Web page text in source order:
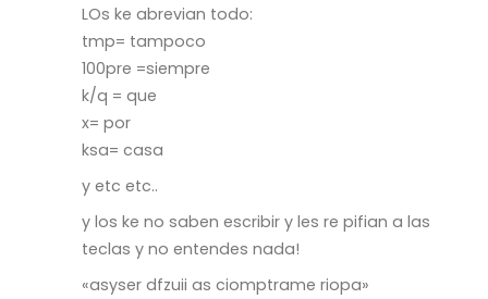
LOs ke abrevian todo:
tmp= tampoco
100pre =siempre
k/q = que
x= por
ksa= casa
y etc etc..
y los ke no saben escribir y les re pifian a las
teclas y no entendes nada!
«asyser dfzuii as ciomptrame riopa»